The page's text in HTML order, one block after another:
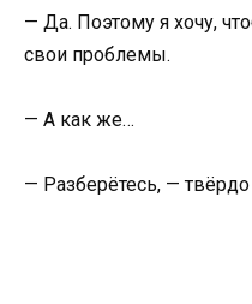
— Да. Поэтому я хочу,
свои проблемы.
— А как же…
— Разберётесь, — твёрдо